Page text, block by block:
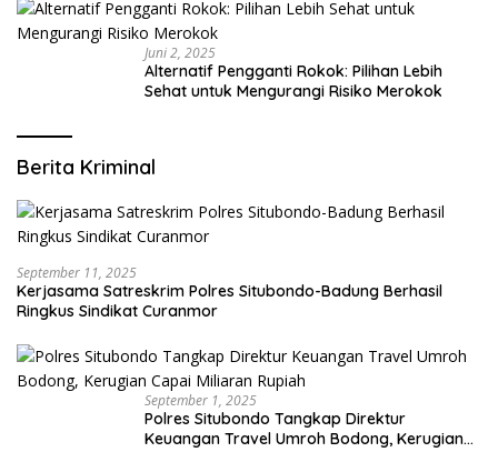
Juni 2, 2025
Alternatif Pengganti Rokok: Pilihan Lebih
Sehat untuk Mengurangi Risiko Merokok
Berita Kriminal
September 11, 2025
Kerjasama Satreskrim Polres Situbondo-Badung Berhasil
Ringkus Sindikat Curanmor
September 1, 2025
Polres Situbondo Tangkap Direktur
Keuangan Travel Umroh Bodong, Kerugian